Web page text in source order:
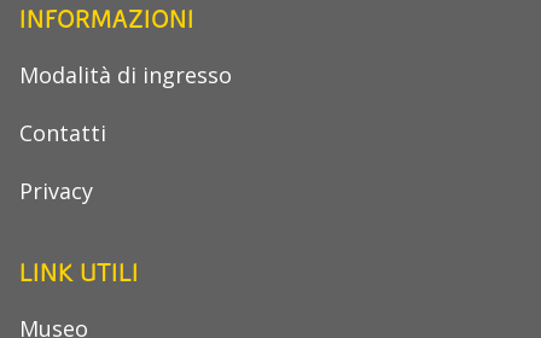
INFORMAZIONI
Modalità di ingresso
Contatti
Privacy
LINK UTILI
Museo